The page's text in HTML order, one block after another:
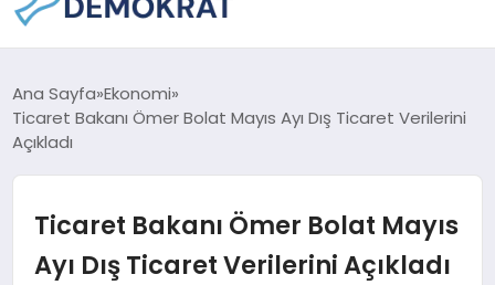
GÜNDEM
EKONOMI
SPOR
Ana Sayfa Ekonomi
Ticaret Bakanı Ömer Bolat Mayıs Ayı Dış Ticaret Verilerini
Açıkladı
Ticaret Bakanı Ömer Bolat Mayıs
Ayı Dış Ticaret Verilerini Açıkladı